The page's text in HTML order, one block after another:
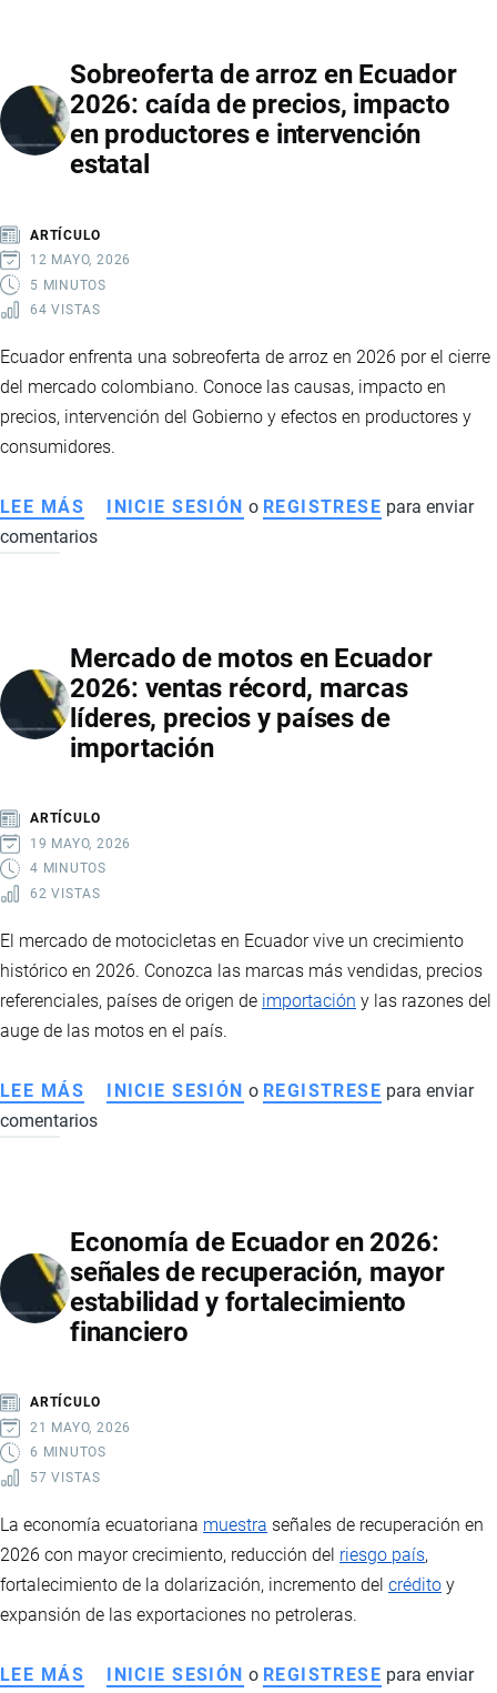
INTEGRAL
2025-
2029:
LA
DE
RUTA
DEL
EN
Sobreoferta de arroz en Ecuador
2026: caída de precios, impacto
en productores e intervención
estatal
ARTÍCULO
12 MAYO, 2026
5 MINUTOS
64 VISTAS
Ecuador enfrenta una sobreoferta de arroz en 2026 por el cierre
del mercado colombiano. Conoce las causas, impacto en
precios, intervención del Gobierno y efectos en productores y
consumidores.
LEE MÁS SOBRE
SOBREOFERTA
ECUADOR
2026:
CAÍDA
DE
EN
PRODUCTORES
E
INICIE SESIÓN o REGISTRESE para enviar
comentarios
Mercado de motos en Ecuador
2026: ventas récord, marcas
líderes, precios y países de
importación
ARTÍCULO
19 MAYO, 2026
4 MINUTOS
62 VISTAS
El mercado de motocicletas en Ecuador vive un crecimiento
histórico en 2026. Conozca las marcas más vendidas, precios
referenciales, países de origen de importación y las razones del
auge de las motos en el país.
LEE MÁS SOBRE
MERCADO
ECUADOR
2026:
VENTAS
RÉCORD,
PRECIOS
Y
PAÍSES
INICIE SESIÓN o REGISTRESE para enviar
comentarios
Economía de Ecuador en 2026:
señales de recuperación, mayor
estabilidad y fortalecimiento
financiero
ARTÍCULO
21 MAYO, 2026
6 MINUTOS
57 VISTAS
La economía ecuatoriana muestra señales de recuperación en
2026 con mayor crecimiento, reducción del riesgo país,
fortalecimiento de la dolarización, incremento del crédito y
expansión de las exportaciones no petroleras.
LEE MÁS SOBRE
INICIE SESIÓN o REGISTRESE para enviar